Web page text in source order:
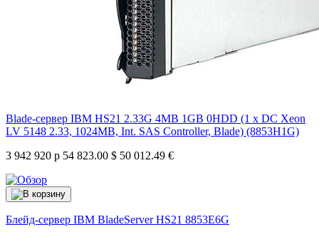
Blade-сервер IBM HS21 2.33G 4MB 1GB 0HDD (1 x DC Xeon
LV 5148 2.33, 1024MB, Int. SAS Controller, Blade) (8853H1G)
3 942 920 р 54 823.00 $ 50 012.49 €
Блейд-сервер IBM BladeServer HS21 8853E6G